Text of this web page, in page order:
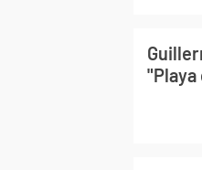
"Playa